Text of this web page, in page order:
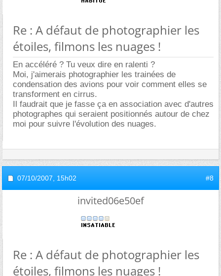
Re : A défaut de photographier les
étoiles, filmons les nuages !
En accéléré ? Tu veux dire en ralenti ?
Moi, j'aimerais photographier les trainées de
condensation des avions pour voir comment elles se
transforment en cirrus.
Il faudrait que je fasse ça en association avec d'autres
photographes qui seraient positionnés autour de chez
moi pour suivre l'évolution des nuages.
07/10/2007, 15h02 #8
invited06e50ef
Re : A défaut de photographier les
étoiles, filmons les nuages !